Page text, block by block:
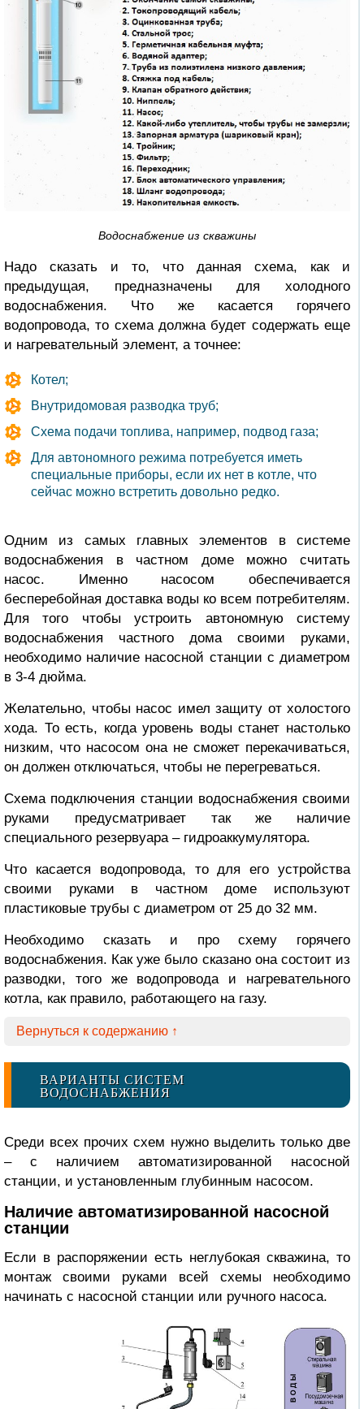
Водоснабжение из скважины
Надо сказать и то, что данная схема, как и
предыдущая, предназначены для холодного
водоснабжения. Что же касается горячего
водопровода, то схема должна будет содержать еще
и нагревательный элемент, а точнее:
Котел;
Внутридомовая разводка труб;
Схема подачи топлива, например, подвод газа;
Для автономного режима потребуется иметь
специальные приборы, если их нет в котле, что
сейчас можно встретить довольно редко.
Одним из самых главных элементов в системе
водоснабжения в частном доме можно считать
насос. Именно насосом обеспечивается
бесперебойная доставка воды ко всем потребителям.
Для того чтобы устроить автономную систему
водоснабжения частного дома своими руками,
необходимо наличие насосной станции с диаметром
в 3-4 дюйма.
Желательно, чтобы насос имел защиту от холостого
хода. То есть, когда уровень воды станет настолько
низким, что насосом она не сможет перекачиваться,
он должен отключаться, чтобы не перегреваться.
Схема подключения станции водоснабжения своими
руками предусматривает так же наличие
специального резервуара – гидроаккумулятора.
Что касается водопровода, то для его устройства
своими руками в частном доме используют
пластиковые трубы с диаметром от 25 до 32 мм.
Необходимо сказать и про схему горячего
водоснабжения. Как уже было сказано она состоит из
разводки, того же водопровода и нагревательного
котла, как правило, работающего на газу.
Вернуться к содержанию ↑
ВАРИАНТЫ СИСТЕМ
ВОДОСНАБЖЕНИЯ
Среди всех прочих схем нужно выделить только две
– с наличием автоматизированной насосной
станции, и установленным глубинным насосом.
Наличие автоматизированной насосной
станции
Если в распоряжении есть неглубокая скважина, то
монтаж своими руками всей схемы необходимо
начинать с насосной станции или ручного насоса.